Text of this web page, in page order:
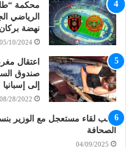
محكمة
الرياضي
نهضة بركان
05/10/2024
اعتقال
صندوق
إلى إسبانيا
08/28/2022
طلب لقاء مستعجل مع الوزير
الصحافة
04/09/2025